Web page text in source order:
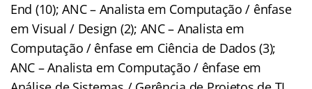
End (10); ANC – Analista em Computação / ênfase
em Visual / Design (2); ANC – Analista em
Computação / ênfase em Ciência de Dados (3);
ANC – Analista em Computação / ênfase em